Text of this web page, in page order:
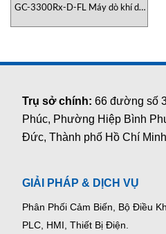
GC-3300Rx-D-FL Máy dò khí dễ
Trụ sở chính:66 đường số
Phúc, Phường Hiệp Bình
Đức, Thành phố Hồ Chí
GIẢI PHÁP & DỊCH VỤ
Phân Phối Cảm Biến, Bộ Điều
PLC, HMI, Thiết Bị Điện.